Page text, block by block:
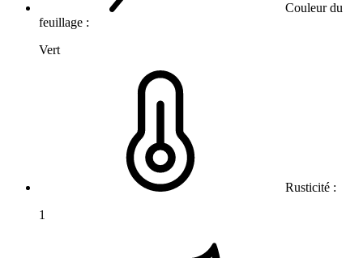
Couleur du
feuillage :
Vert
Rusticité :
1